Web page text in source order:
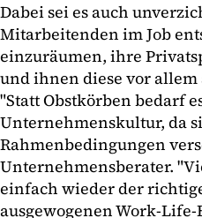
Dabei sei es auch
Mitarbeitenden im Job
einzuräumen, ihre
und ihnen diese vor
"Statt Obstkörben bedarf
Unternehmenskultur, da
Rahmenbedingungen
Unternehmensberater.
einfach wieder der
ausgewogenen Work-